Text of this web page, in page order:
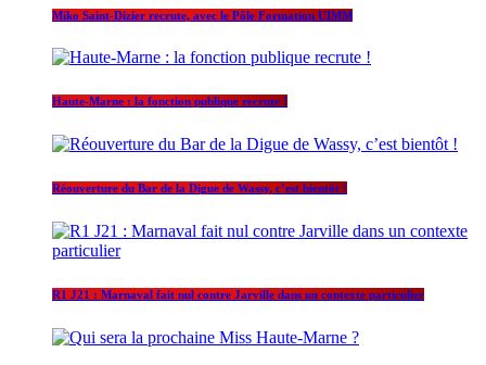
Miko Saint-Dizier recrute, avec le Pôle Formation UIMM
Haute-Marne : la fonction publique recrute !
Réouverture du Bar de la Digue de Wassy, c’est bientôt !
R1 J21 : Marnaval fait nul contre Jarville dans un contexte particulier